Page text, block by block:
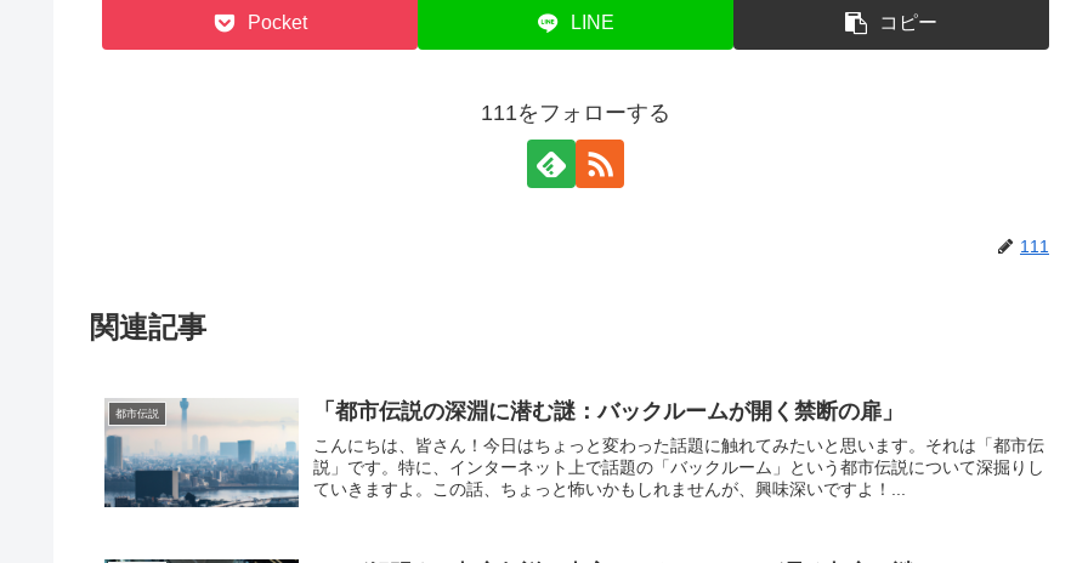
Pocket LINE コピー
111をフォローする
111
関連記事
都市伝説 「都市伝説の深淵に潜む謎：バックルームが開く禁断の扉」
こんにちは、皆さん！今日はちょっと変わった話題に触れてみたいと思います。それは「都市伝
説」です。特に、インターネット上で話題の「バックルーム」という都市伝説について深掘りし
ていきますよ。この話、ちょっと怖いかもしれませんが、興味深いですよ！...